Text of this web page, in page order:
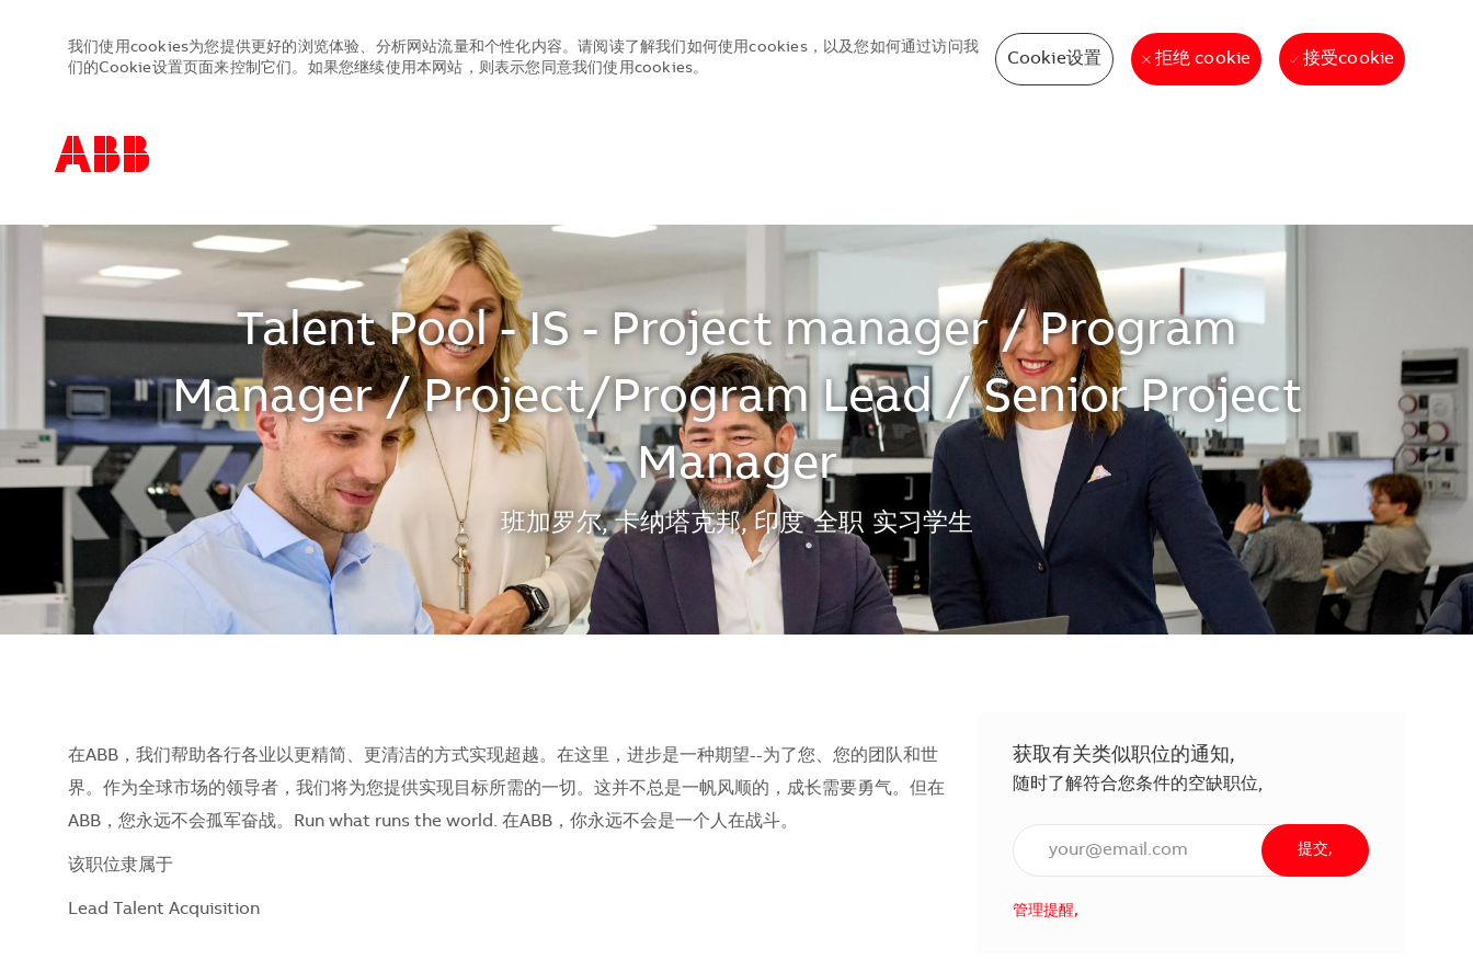
我们使用cookies为您提供更好的浏览体验、分析网站流量和个性化内容。请阅读了解我们如何使用cookies，以及您如何通过访问我
们的Cookie设置页面来控制它们。如果您继续使用本网站，则表示您同意我们使用cookies。
Cookie设置 拒绝 cookie 接受cookie
Talent Pool - IS - Project manager / Program
Manager / Project/Program Lead / Senior Project
Manager
地点
班加罗尔, 卡纳塔克邦, 印度 全职 实习学生
在ABB，我们帮助各行各业以更精简、更清洁的方式实现超越。在这里，进步是一种期望--为了您、您的团队和世
界。作为全球市场的领导者，我们将为您提供实现目标所需的一切。这并不总是一帆风顺的，成长需要勇气。但在
ABB，您永远不会孤军奋战。Run what runs the world. 在ABB，你永远不会是一个人在战斗。
该职位隶属于
Lead Talent Acquisition
获取有关类似职位的通知,
随时了解符合您条件的空缺职位,
提交,
管理提醒,